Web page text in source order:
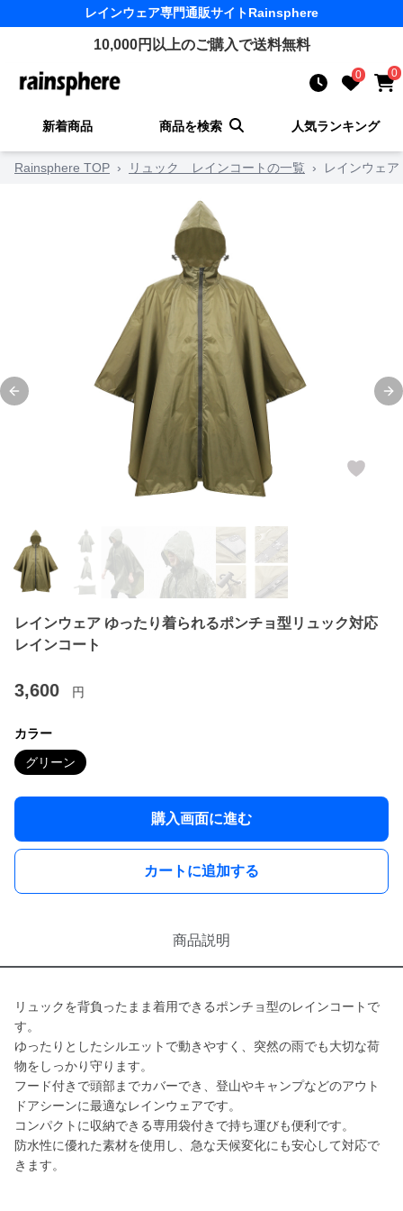
レインウェア専門通販サイトRainsphere
10,000円以上のご購入で送料無料
0 0
新着商品 商品を検索 人気ランキング
Rainsphere TOP › リュック レインコートの一覧 › レインウェ
Previous slide
レインウェア ゆったり着られるポンチョ型リュック対応
レインコート
3,600 円
カラー
グリーン
購入画面に進む
カートに追加する
商品説明
リュックを背負ったまま着用できるポンチョ型のレインコートで
す。
ゆったりとしたシルエットで動きやすく、突然の雨でも大切な荷
物をしっかり守ります。
フード付きで頭部までカバーでき、登山やキャンプなどのアウト
ドアシーンに最適なレインウェアです。
コンパクトに収納できる専用袋付きで持ち運びも便利です。
防水性に優れた素材を使用し、急な天候変化にも安心して対応で
きます。